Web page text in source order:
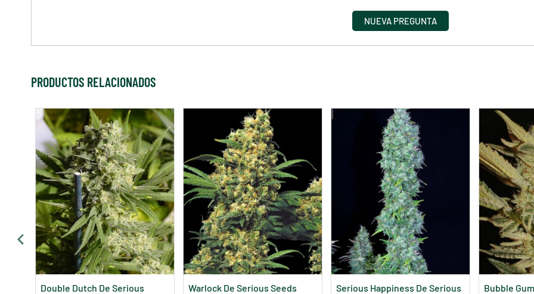
NUEVA PREGUNTA
PRODUCTOS RELACIONADOS
Double Dutch De Serious
Warlock De Serious Seeds
Serious Happiness De Serious
Bubble